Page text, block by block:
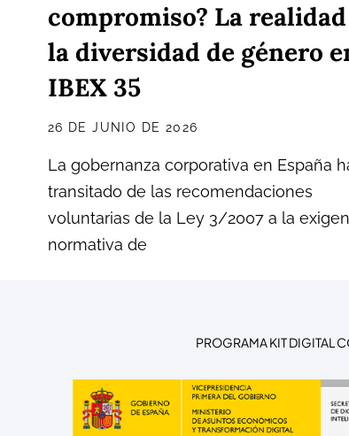
compromiso? La
la diversidad de género
IBEX 35
26 DE JUNIO DE 2026
La gobernanza corporativa en España
transitado de las recomendaciones
voluntarias de la Ley 3/2007 a la
normativa de
PROGRAMA KIT DIGITAL